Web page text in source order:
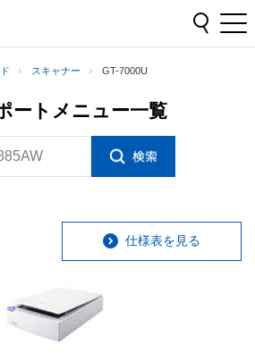
スキャナー GT-7000U
ートメニュー一覧
仕様表を見る